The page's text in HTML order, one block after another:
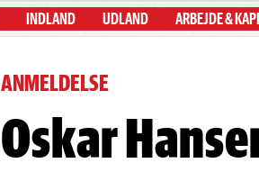
INDLAND UDLAND ARBEJDE &
ANMELDELSE
Oskar